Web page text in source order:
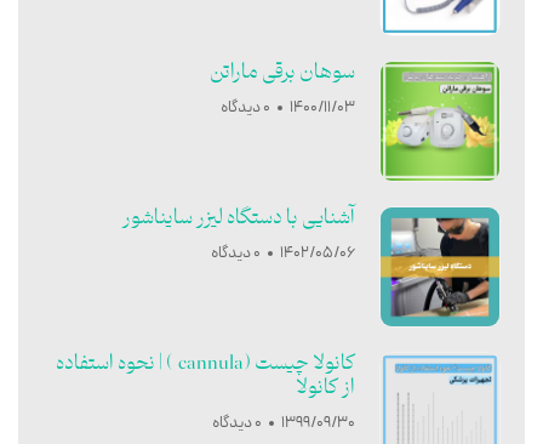
سوهان برقی ماراتن
1400/11/03 0 دیدگاه
آشنایی با دستگاه لیزر سایناشور
1402/05/06 0 دیدگاه
کانولا چیست (cannula ) | نحوه استفاده
از کانولا
1399/09/30 0 دیدگاه